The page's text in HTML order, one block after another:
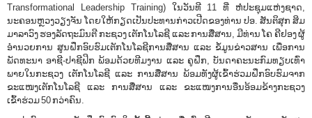
o
n
Transformational Leadership Training) ໃນວັນທີ 11 ທີ່ ຫໍປະຊຸມແຫ່ງຊາດ,
ນະຄອນຫຼວງວຽງຈັນ ໂດຍໃຫ້ກຽດເປັນປະທານກ່າວເປີດຂອງທ່ານ ປອ. ສັນຕິສຸກ ສິມ
ມາລາວົງ ຮອງລັດຖະມົນຕີ ກະຊວງ ເຕັກໂນໂລຊີ ແລະ ການສື່ສານ, ມີທ່ານ ໂຄ ຄີຢອງ ຜູ້
ອໍານວຍການ ສູນຝຶກອົບຮົມເຕັກໂນໂລຊີການສື່ສານ ແລະ ຂໍ້ມູນຂ່າວສານ ເພື່ອການ
ພັດທະນາ ອາຊີ-ປາຊີຟິກ ພ້ອມດ້ວຍທີມງານ ແລະ ຄູຝຶກ, ບັນດາຄະນະກົມທຽບເທົ່າ
ພາຍໃນກະຊວງ ເຕັກໂນໂລຊີ ແລະ ການສື່ສານ ພ້ອມທັງຜູ້ເຂົ້າຮ່ວມຝຶກອົບຮົມຈາກ
ຂະແໜງເຕັກໂນໂລຊີ ແລະ ການສື່ສານ ແລະ ຂະແໜງການອື່ນອ້ອມຂ້າງກະຊວງ
ເຂົ້າຮ່ວມ 50 ກວ່າຄົນ.